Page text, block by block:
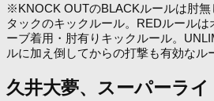
※KNOCK OUTのBLACKルールは肘無
タックのキックルール。REDルールは
ーブ着用・肘有りキックルール。
ルに加え倒してからの打撃も有効なル
久井大夢、スーパーラ